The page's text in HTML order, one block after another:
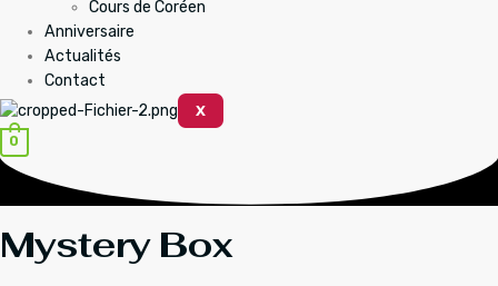
Cours de Coréen
Anniversaire
Actualités
Contact
X
0
Mystery Box